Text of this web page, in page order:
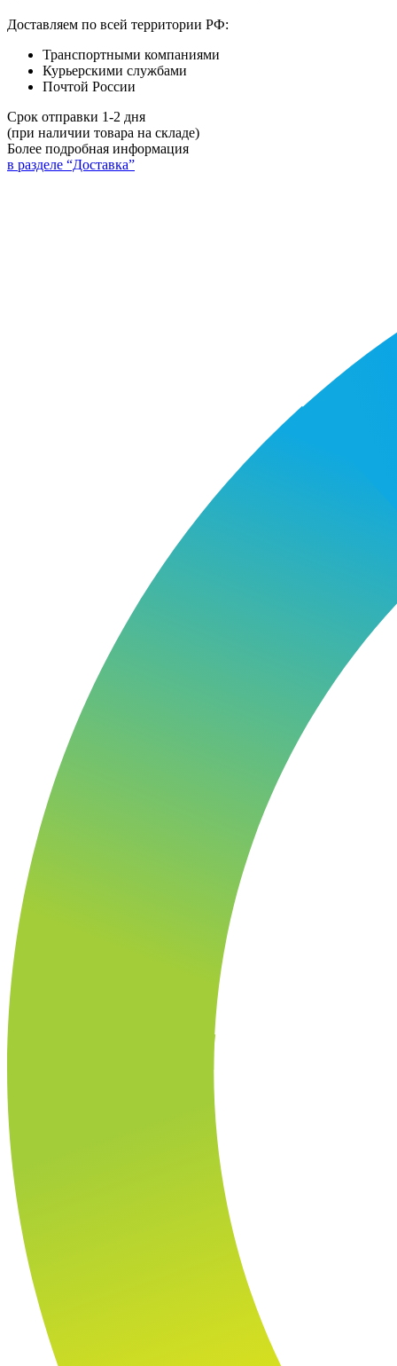
Доставляем по всей территории РФ:
Транспортными компаниями
Курьерскими службами
Почтой России
Срок отправки 1-2 дня
(при наличии товара на складе)
Более подробная информация
в разделе “Доставка”